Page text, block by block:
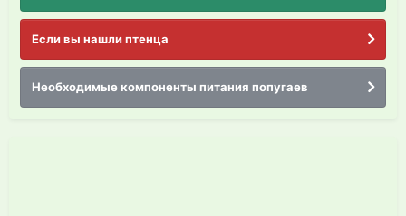
Если вы нашли птенца
Необходимые компоненты питания попугаев